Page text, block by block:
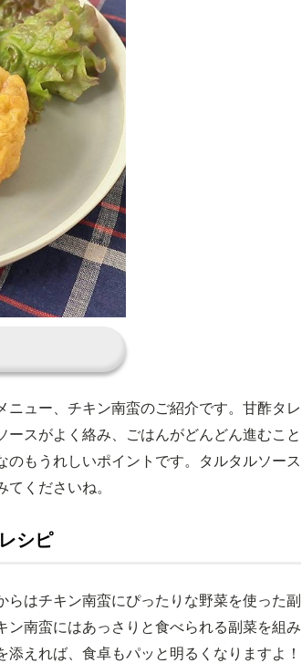
ュー、チキン南蛮のご紹介です。甘酢タレ
スがよく絡み、ごはんがどんどん進むこと
もうれしいポイントです。タルタルソース
くださいね。
シピ
はチキン南蛮にぴったりな野菜を使った副
南蛮にはあっさりと食べられる副菜を組み
えれば、食卓もパッと明るくなりますよ！